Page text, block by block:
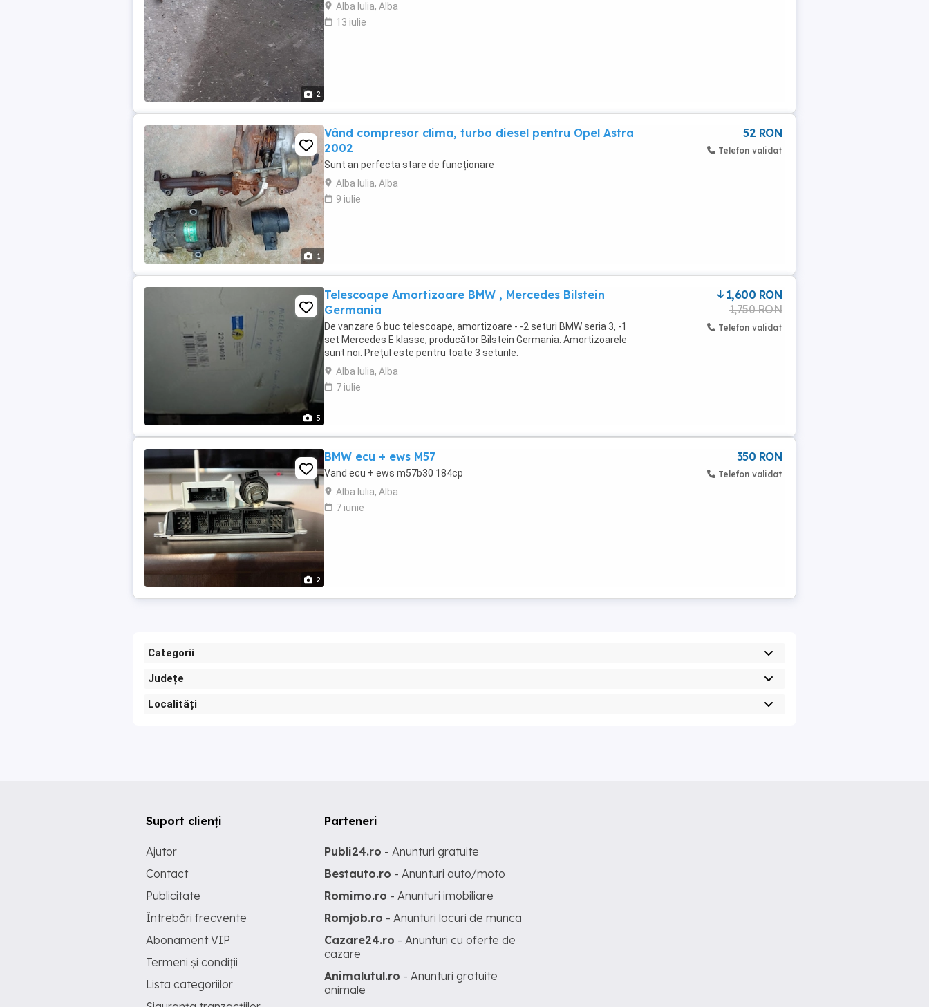
2
Alba Iulia, Alba
13 iulie
1
Vând compresor clima, turbo diesel pentru Opel Astra
2002
Sunt an perfecta stare de funcționare
Alba Iulia, Alba
9 iulie
52 RON
Telefon validat
5
Telescoape Amortizoare BMW , Mercedes Bilstein
Germania
De vanzare 6 buc telescoape, amortizoare - -2 seturi BMW seria 3, -1
set Mercedes E klasse, producător Bilstein Germania. Amortizoarele
sunt noi. Prețul este pentru toate 3 seturile.
Alba Iulia, Alba
7 iulie
1,600 RON
1,750 RON
Telefon validat
2
BMW ecu + ews M57
Vand ecu + ews m57b30 184cp
Alba Iulia, Alba
7 iunie
350 RON
Telefon validat
Categorii
Județe
Localități
Suport clienți
Ajutor
Contact
Publicitate
Întrebări frecvente
Abonament VIP
Termeni și condiții
Lista categoriilor
Parteneri
Publi24.ro - Anunturi gratuite
Bestauto.ro - Anunturi auto/moto
Romimo.ro - Anunturi imobiliare
Romjob.ro - Anunturi locuri de munca
Cazare24.ro - Anunturi cu oferte de
cazare
Animalutul.ro - Anunturi gratuite
animale